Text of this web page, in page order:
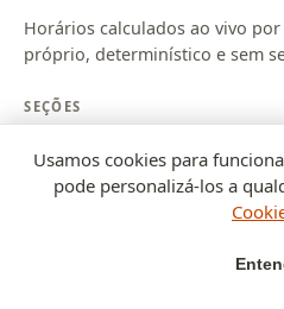
Horários calculados ao vivo
próprio, determinístico e sem
SEÇÕES
CidadesArtigos
INSTITUCIONAL
Usamos cookies para
pode personalizá-los a